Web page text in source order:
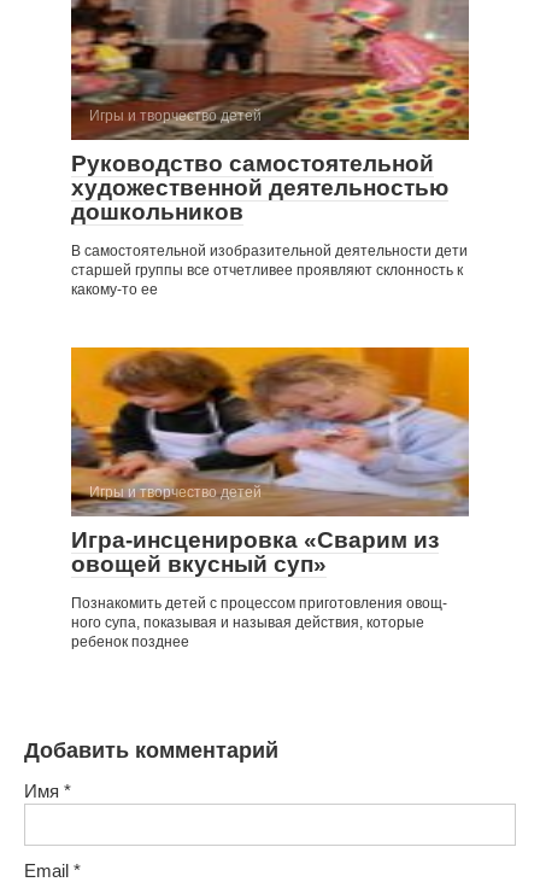
Игры и творчество детей
Руководство самостоятельной
художественной деятельностью
дошкольников
В самостоятельной изобразительной деятельности дети
старшей группы все отчетливее проявляют склонность к
какому-то ее
Игры и творчество детей
Игра-инсценировка «Сварим из
овощей вкусный суп»
Познакомить детей с процессом приготовления овощ­
ного супа, показывая и называя действия, которые
ребенок позднее
Добавить комментарий
Имя *
Email *